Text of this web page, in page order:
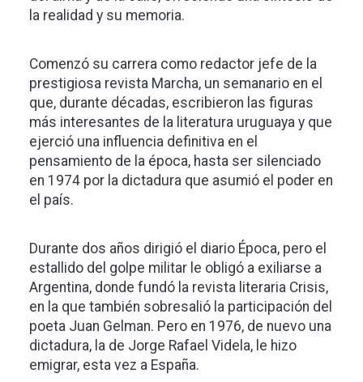
la realidad y su memoria.
Comenzó su carrera como redactor jefe de la
prestigiosa revista Marcha, un semanario en el
que, durante décadas, escribieron las figuras
más interesantes de la literatura uruguaya y que
ejerció una influencia definitiva en el
pensamiento de la época, hasta ser silenciado
en 1974 por la dictadura que asumió el poder en
el país.
Durante dos años dirigió el diario Época, pero el
estallido del golpe militar le obligó a exiliarse a
Argentina, donde fundó la revista literaria Crisis,
en la que también sobresalió la participación del
poeta Juan Gelman. Pero en 1976, de nuevo una
dictadura, la de Jorge Rafael Videla, le hizo
emigrar, esta vez a España.